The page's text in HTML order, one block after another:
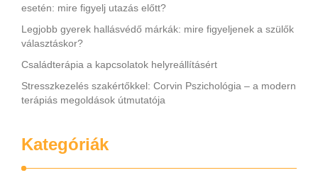
esetén: mire figyelj utazás előtt?
Legjobb gyerek hallásvédő márkák: mire figyeljenek a szülők
választáskor?
Családterápia a kapcsolatok helyreállításért
Stresszkezelés szakértőkkel: Corvin Pszichológia – a modern
terápiás megoldások útmutatója
Kategóriák